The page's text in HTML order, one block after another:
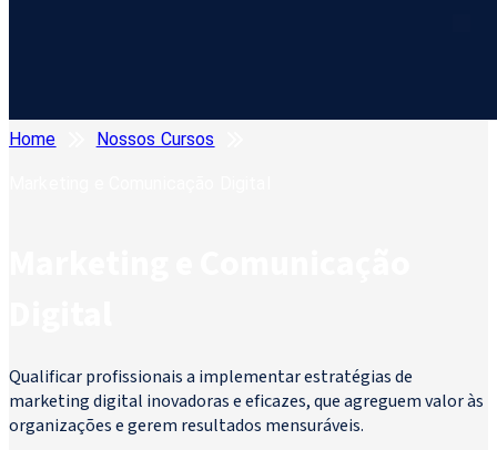
Home Nossos Cursos
Qualificar profissionais a implementar estratégias de
marketing digital inovadoras e eficazes, que agreguem valor às
organizações e gerem resultados mensuráveis.